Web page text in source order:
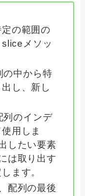
の範囲の
メソッ
の中から特
し、新し
列のインデ
用しま
したい要素
は取り出す
ます。
配列の最後